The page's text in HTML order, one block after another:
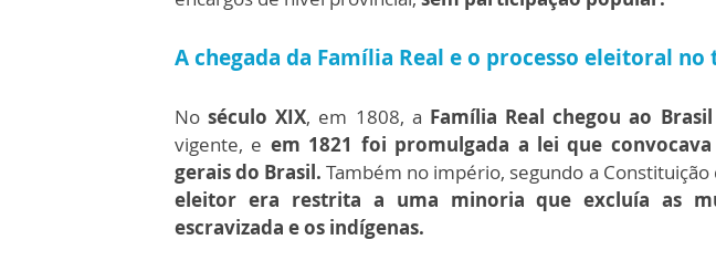
A chegada da Família Real e o processo eleitoral
Noséculo XIX, em 1808, a Família Real chegou ao Brasil
vigente, e em 1821 foi promulgada a lei que
gerais do Brasil.Também no império, segundo a Constituição
eleitor era restrita a uma minoria que excluía as
escravizada e os indígenas.